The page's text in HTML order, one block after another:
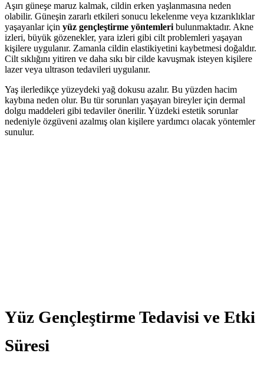
Aşırı güneşe maruz kalmak, cildin erken yaşlanmasına neden
olabilir. Güneşin zararlı etkileri sonucu lekelenme veya kızarıklıklar
yaşayanlar için yüz gençleştirme yöntemleri bulunmaktadır. Akne
izleri, büyük gözenekler, yara izleri gibi cilt problemleri yaşayan
kişilere uygulanır. Zamanla cildin elastikiyetini kaybetmesi doğaldır.
Cilt sıklığını yitiren ve daha sıkı bir cilde kavuşmak isteyen kişilere
lazer veya ultrason tedavileri uygulanır.
Yaş ilerledikçe yüzeydeki yağ dokusu azalır. Bu yüzden hacim
kaybına neden olur. Bu tür sorunları yaşayan bireyler için dermal
dolgu maddeleri gibi tedaviler önerilir. Yüzdeki estetik sorunlar
nedeniyle özgüveni azalmış olan kişilere yardımcı olacak yöntemler
sunulur.
Yüz Gençleştirme Tedavisi ve Etki
Süresi